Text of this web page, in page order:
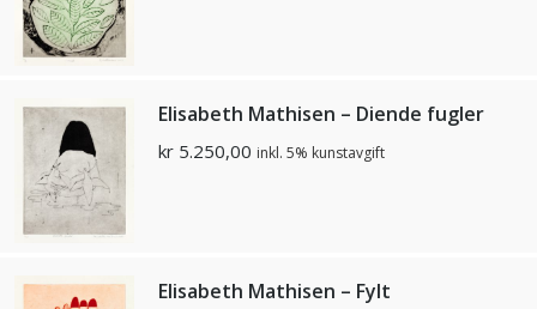
Elisabeth Mathisen – Diende fugler
kr 5.250,00 inkl. 5% kunstavgift
Elisabeth Mathisen – Fylt